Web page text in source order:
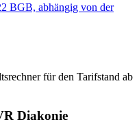
BGB, abhängig von der
für den Tarifstand ab
Diakonie